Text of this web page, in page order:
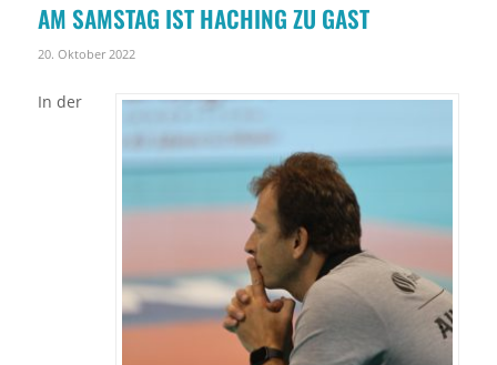
AM SAMSTAG IST HACHING ZU GAST
20. Oktober 2022
In der